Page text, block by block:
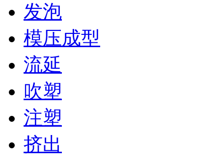
发泡
模压成型
流延
吹塑
注塑
挤出